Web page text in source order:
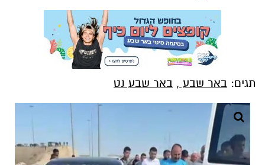
תגים: באר שבע , באר שבע נט